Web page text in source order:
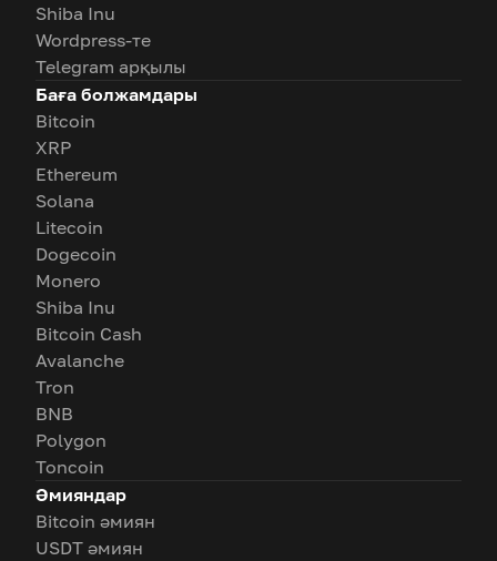
Shiba Inu
Wordpress-те
Telegram арқылы
Баға болжамдары
Bitcoin
XRP
Ethereum
Solana
Litecoin
Dogecoin
Monero
Shiba Inu
Bitcoin Cash
Avalanche
Tron
BNB
Polygon
Toncoin
Әмияндар
Bitcoin әмиян
USDT әмиян